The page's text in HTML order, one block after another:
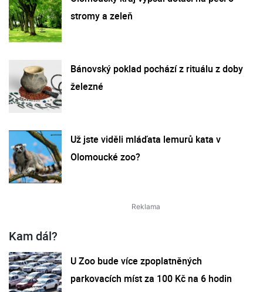
stromy a zeleň
Bánovský poklad pochází z rituálu z doby
železné
Už jste viděli mláďata lemurů kata v
Olomoucké zoo?
Kam dál?
U Zoo bude více zpoplatněných
parkovacích míst za 100 Kč na 6 hodin